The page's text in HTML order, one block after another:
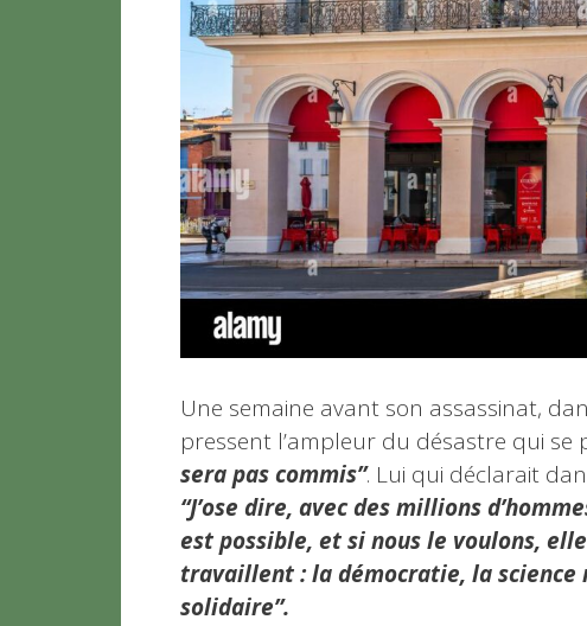
Une semaine avant son assassinat,
pressent l’ampleur du désastre qui se
sera pas commis”. Lui qui déclarait
“J’ose dire, avec des millions
est possible, et si nous le voulons,
travaillent : la démocratie, la
solidaire”.